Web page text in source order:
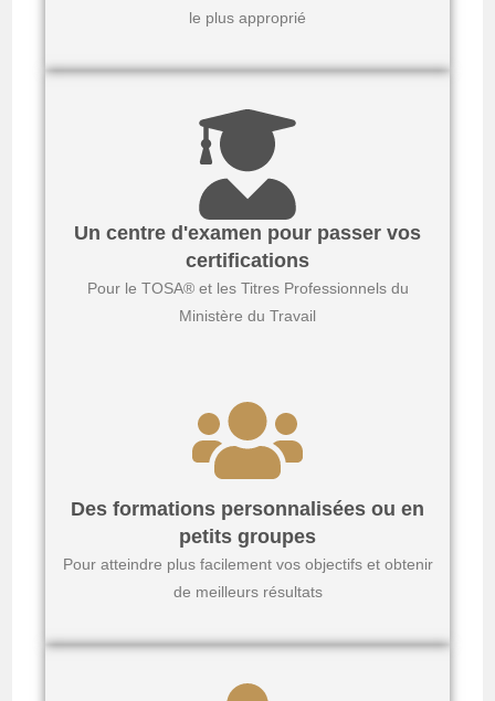
le plus approprié
Un centre d'examen pour passer vos
certifications
Pour le TOSA® et les Titres Professionnels du
Ministère du Travail
Des formations personnalisées ou en
petits groupes
Pour atteindre plus facilement vos objectifs et obtenir
de meilleurs résultats